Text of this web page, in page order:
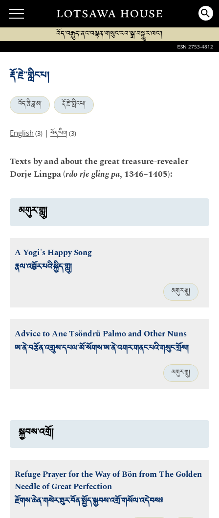
བོད་བརྒྱུད་ནང་བསྟན་གསུང་རབ་སྒྲ་བསྒྱུར་ཁང་།
ISSN 2753-4812
རྡོ་རྗེ་་གླིང་པ།
བོད་ཀྱི་བླ་མ། རྡོ་རྗེ་་གླིང་པ།
English (3) | བོད་ཡིག (3)
Texts by and about the great treasure-revealer
Dorje Lingpa (rdo rje gling pa, 1346–1405):
མགུར་གླུ།
A Yogi's Happy Song
རྣལ་འབྱོར་པའི་སྐྱིད་གླུ།
མགུར་གླུ།
Advice to Ane Tsöndrü Palmo and Other Nuns
ཨ་ནེ་བརྩོན་འགྲུས་དཔལ་མོ་སོགས་ཨ་ནེ་འགར་གནང་པའི་གསུང་གྲོས།
མགུར་གླུ།
སྐྱབས་འགྲོ།
Refuge Prayer for the Way of Bön from The Golden
Needle of Great Perfection
རྫོགས་ཆེན་གསེར་ཐུར་བོན་སྤྱོད་སྐྱབས་འགྲོ་གསོལ་འདེབས༔